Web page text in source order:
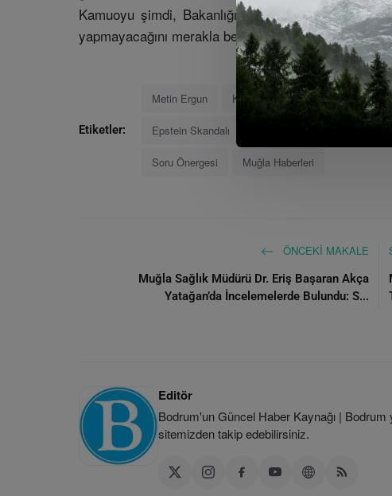
Kamuoyu şimdi, Bakanlığın bu eleştiriler
yapmayacağını merakla bekliyor.
Etiketler:
Metin Ergun Kayıp Çocuklar Aile Ve
Epstein Skandalı Türkiye Çocuk İstatistikleri
Soru Önergesi Muğla Haberleri
ÖNCEKI MAKALE
Muğla Sağlık Müdürü Dr. Eriş Başaran Akça
Yatağan’da İncelemelerde Bulundu: S...
Editör
Bodrum'un Güncel Haber Kaynağı | Bodrum
sitemizden takip edebilirsiniz.